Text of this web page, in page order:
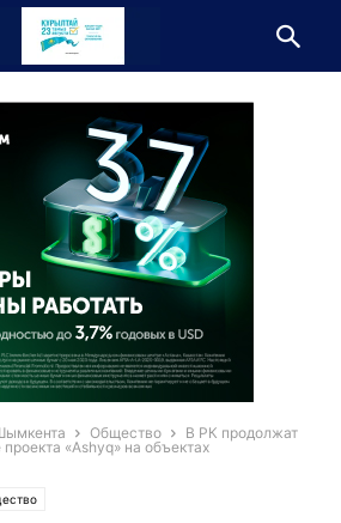
Общество
В РК продолжат
«Ashyq» на объектах